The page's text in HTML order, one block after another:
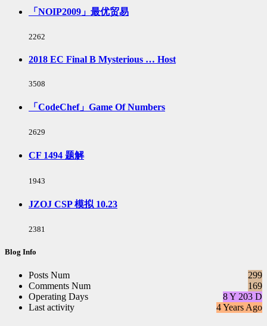
「NOIP2009」最优贸易
浏
次
2262
2018 EC Final B Mysterious … Host
浏
次
数:
3508
「CodeChef」Game Of Numbers
浏
次
2629
CF 1494 题解
浏
次
数:
1943
JZOJ CSP 模拟 10.23
浏
次
2381
Blog Info
299
Posts Num
169
Comments Num
8 Y 203 D
Operating Days
4 Years Ago
Last activity